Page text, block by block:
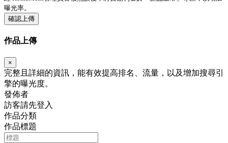
曝光率。
確認上傳
作品上傳
×
完整且詳細的資訊，能有效提高排名、流量，以及增加搜尋引
擎的曝光度。
發佈者
訪客請先登入
作品分類
作品標題